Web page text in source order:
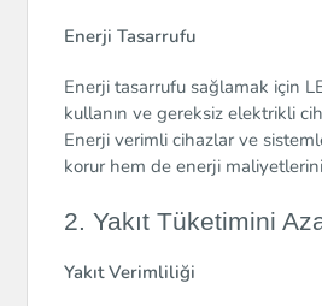
Enerji Tasarrufu
Enerji tasarrufu sağlamak için
kullanın ve gereksiz elektrikli
Enerji verimli cihazlar ve
korur hem de enerji
2. Yakıt Tüketimini
Yakıt Verimliliği